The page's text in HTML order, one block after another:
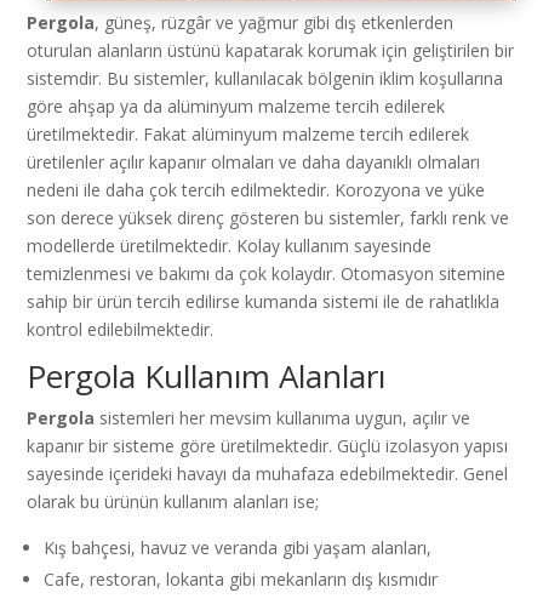
Pergola, güneş, rüzgâr ve yağmur gibi dış etkenlerden
oturulan alanların üstünü kapatarak korumak için geliştirilen bir
sistemdir. Bu sistemler, kullanılacak bölgenin iklim koşullarına
göre ahşap ya da alüminyum malzeme tercih edilerek
üretilmektedir. Fakat alüminyum malzeme tercih edilerek
üretilenler açılır kapanır olmaları ve daha dayanıklı olmaları
nedeni ile daha çok tercih edilmektedir. Korozyona ve yüke
son derece yüksek direnç gösteren bu sistemler, farklı renk ve
modellerde üretilmektedir. Kolay kullanım sayesinde
temizlenmesi ve bakımı da çok kolaydır. Otomasyon sitemine
sahip bir ürün tercih edilirse kumanda sistemi ile de rahatlıkla
kontrol edilebilmektedir.
Pergola Kullanım Alanları
Pergola sistemleri her mevsim kullanıma uygun, açılır ve
kapanır bir sisteme göre üretilmektedir. Güçlü izolasyon yapısı
sayesinde içerideki havayı da muhafaza edebilmektedir. Genel
olarak bu ürünün kullanım alanları ise;
Kış bahçesi, havuz ve veranda gibi yaşam alanları,
Cafe, restoran, lokanta gibi mekanların dış kısmıdır